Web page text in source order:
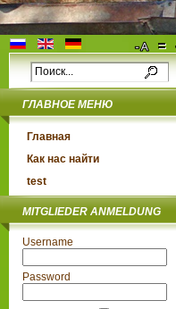
ГЛАВНОЕ МЕНЮ
Главная
Как нас найти
test
MITGLIEDER ANMELDUNG
Username
Password